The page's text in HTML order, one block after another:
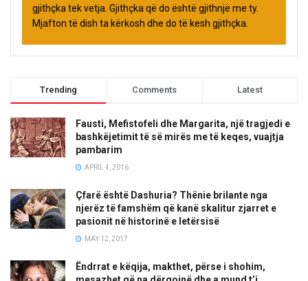
gjithçka tek vetja. Gjithçka që do është gjithnjë me ty.
Mjafton të dish ta kërkosh dhe do të kesh gjithçka.
Trending Comments Latest
Fausti, Mefistofeli dhe Margarita, një tragjedi e
bashkëjetimit të së mirës me të keqes, vuajtja
pambarim
APRIL 4, 2016
Çfarë është Dashuria? Thënie brilante nga
njerëz të famshëm që kanë skalitur zjarret e
pasionit në historinë e letërsisë
MAY 12, 2017
Ëndrrat e këqija, makthet, përse i shohim,